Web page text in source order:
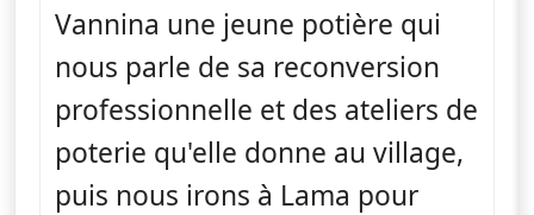
Vannina une jeune potière qui
nous parle de sa reconversion
professionnelle et des ateliers de
poterie qu'elle donne au village,
puis nous irons à Lama pour